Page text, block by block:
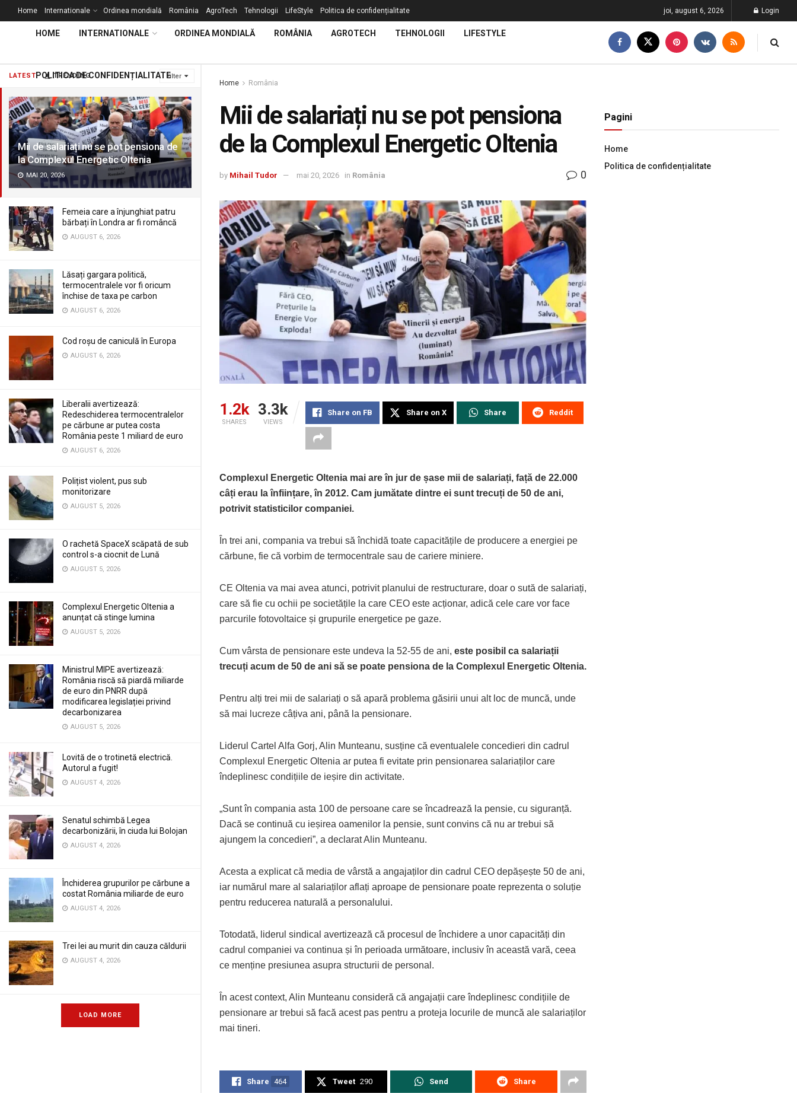
LATEST TRENDING Filter
Mii de salariați nu se pot pensiona de
la Complexul Energetic Oltenia
MAI 20, 2026
Femeia care a înjunghiat patru
bărbați în Londra ar fi româncă
AUGUST 6, 2026
Lăsați gargara politică,
termocentralele vor fi oricum
închise de taxa pe carbon
AUGUST 6, 2026
Cod roșu de caniculă în Europa
AUGUST 6, 2026
Liberalii avertizează:
Redeschiderea termocentralelor
pe cărbune ar putea costa
România peste 1 miliard de euro
AUGUST 6, 2026
Polițist violent, pus sub
monitorizare
AUGUST 5, 2026
O rachetă SpaceX scăpată de sub
control s-a ciocnit de Lună
AUGUST 5, 2026
Complexul Energetic Oltenia a
anunțat că stinge lumina
AUGUST 5, 2026
Ministrul MIPE avertizează:
România riscă să piardă miliarde
de euro din PNRR după
modificarea legislației privind
decarbonizarea
AUGUST 5, 2026
Lovită de o trotinetă electrică.
Autorul a fugit!
AUGUST 4, 2026
Senatul schimbă Legea
decarbonizării, în ciuda lui Bolojan
AUGUST 4, 2026
Închiderea grupurilor pe cărbune a
costat România miliarde de euro
AUGUST 4, 2026
Trei lei au murit din cauza căldurii
AUGUST 4, 2026
LOAD MORE
Home Internationale Ordinea mondială România AgroTech Tehnologii LifeStyle Politica de confidențialitate joi, august 6, 2026 Login
HOME INTERNATIONALE ORDINEA MONDIALĂ ROMÂNIA AGROTECH TEHNOLOGII LIFESTYLE
POLITICA DE CONFIDENȚIALITATE
Home România
Mii de salariați nu se pot pensiona
de la Complexul Energetic Oltenia
by Mihail Tudor mai 20, 2026 in România 0
1.2k
SHARES
3.3k
VIEWS
Share on FB Share on X Share Reddit
Complexul Energetic Oltenia mai are în jur de șase mii de salariați, față de 22.000
câți erau la înființare, în 2012. Cam jumătate dintre ei sunt trecuți de 50 de ani,
potrivit statisticilor companiei.
În trei ani, compania va trebui să închidă toate capacitățile de producere a energiei pe
cărbune, fie că vorbim de termocentrale sau de cariere miniere.
CE Oltenia va mai avea atunci, potrivit planului de restructurare, doar o sută de salariați,
care să fie cu ochii pe societățile la care CEO este acționar, adică cele care vor face
parcurile fotovoltaice și grupurile energetice pe gaze.
Cum vârsta de pensionare este undeva la 52-55 de ani, este posibil ca salariații
trecuți acum de 50 de ani să se poate pensiona de la Complexul Energetic Oltenia.
Pentru alți trei mii de salariați o să apară problema găsirii unui alt loc de muncă, unde
să mai lucreze câțiva ani, până la pensionare.
Liderul Cartel Alfa Gorj, Alin Munteanu, susține că eventualele concedieri din cadrul
Complexul Energetic Oltenia ar putea fi evitate prin pensionarea salariaților care
îndeplinesc condițiile de ieșire din activitate.
„Sunt în compania asta 100 de persoane care se încadrează la pensie, cu siguranță.
Dacă se continuă cu ieșirea oamenilor la pensie, sunt convins că nu ar trebui să
ajungem la concedieri”, a declarat Alin Munteanu.
Acesta a explicat că media de vârstă a angajaților din cadrul CEO depășește 50 de ani,
iar numărul mare al salariaților aflați aproape de pensionare poate reprezenta o soluție
pentru reducerea naturală a personalului.
Totodată, liderul sindical avertizează că procesul de închidere a unor capacități din
cadrul companiei va continua și în perioada următoare, inclusiv în această vară, ceea
ce menține presiunea asupra structurii de personal.
În acest context, Alin Munteanu consideră că angajații care îndeplinesc condițiile de
pensionare ar trebui să facă acest pas pentru a proteja locurile de muncă ale salariaților
mai tineri.
Share 464 Tweet 290 Send Share
Pagini
Home
Politica de confidențialitate